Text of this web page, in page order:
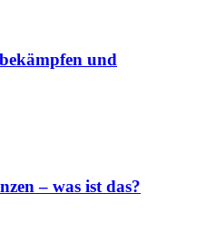
und
– was ist das?